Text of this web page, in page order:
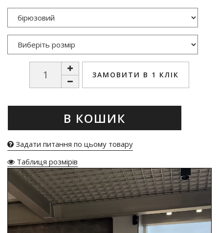
ЗАМОВИТИ В 1 КЛІК
В КОШИК
Задати питання по цьому товару
Таблиця розмірів